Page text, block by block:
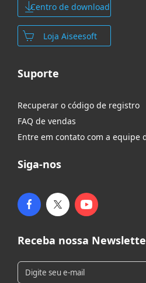
Centro de download
Loja Aiseesoft
Suporte
Recuperar o código de registro
FAQ de vendas
Entre em contato com a equipe
Siga-nos
Receba nossa